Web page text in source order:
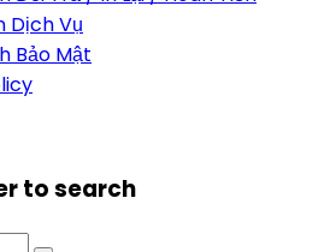
Dịch Vụ
Bảo Mật
to search